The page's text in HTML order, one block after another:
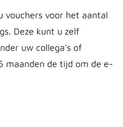
vouchers voor het aantal
Deze kunt u zelf
uw collega's of
maanden de tijd om de e-